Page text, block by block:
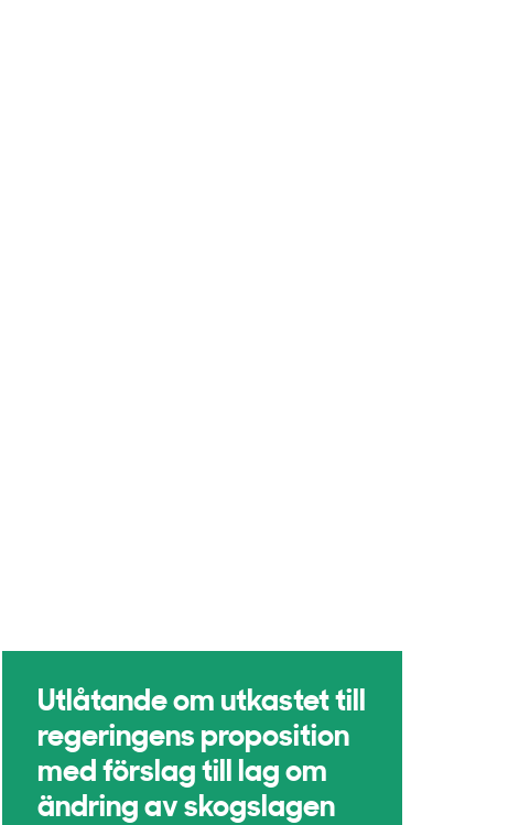
Utlåtande om utkastet till
regeringens proposition
med förslag till lag om
ändring av skogslagen